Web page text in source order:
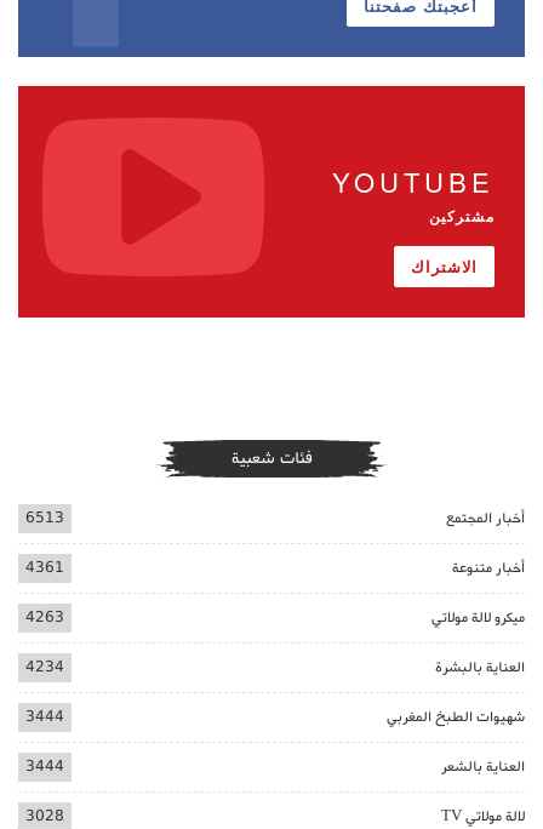
أعجبتك صفحتنا
YOUTUBE
مشتركين
الاشتراك
فئات شعبية
أخبار المجتمع 6513
أخبار متنوعة 4361
ميكرو لالة مولاتي 4263
العناية بالبشرة 4234
شهيوات الطبخ المغربي 3444
العناية بالشعر 3444
لالة مولاتي TV 3028